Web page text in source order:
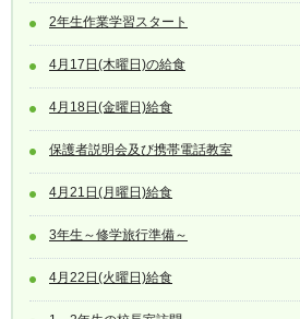
2年生作業学習スタート
4月17日(木曜日)の給食
4月18日(金曜日)給食
保護者説明会及び携帯電話教室
4月21日(月曜日)給食
3年生～修学旅行準備～
4月22日(火曜日)給食